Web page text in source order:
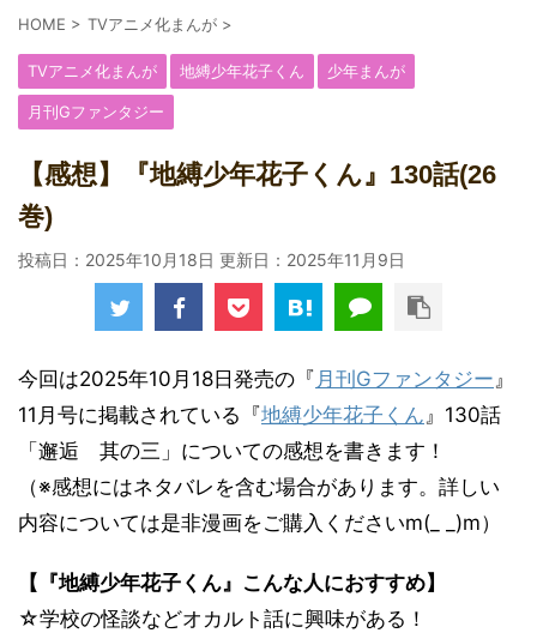
HOME > TVアニメ化まんが >
TVアニメ化まんが 地縛少年花子くん 少年まんが
月刊Gファンタジー
【感想】『地縛少年花子くん』130話(26
巻)
投稿日：2025年10月18日 更新日： 2025年11月9日
今回は2025年10月18日発売の『 月刊Gファンタジー』
11月号に掲載されている『地縛少年花子くん』130話
「邂逅 其の三」についての感想を書きます！
（※感想にはネタバレを含む場合があります。詳しい
内容については是非漫画をご購入くださいm(_ _)m）
【『地縛少年花子くん』こんな人におすすめ】
☆学校の怪談などオカルト話に興味がある！